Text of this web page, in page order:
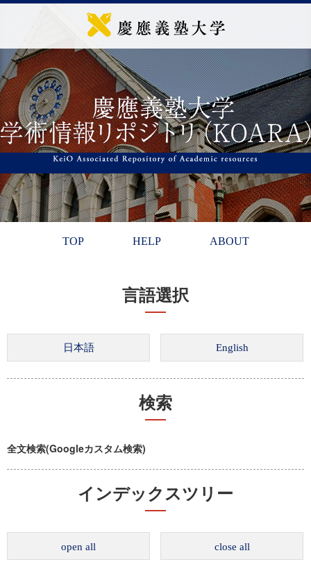
TOP HELP ABOUT
言語選択
検索
全文検索(Googleカスタム検索)
インデックスツリー
open all close all